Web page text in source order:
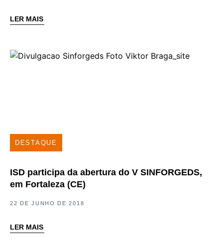
LER MAIS
DESTAQUE
ISD participa da abertura do V SINFORGEDS,
em Fortaleza (CE)
22 DE JUNHO DE 2018
LER MAIS